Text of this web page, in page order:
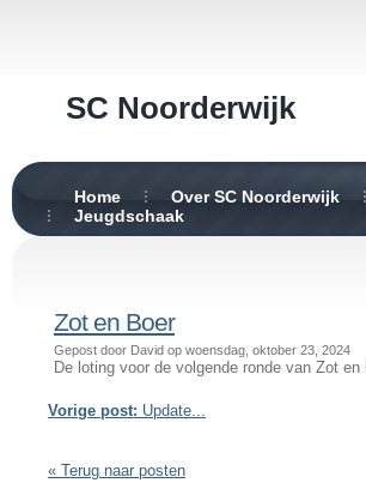
SC Noorderwijk
Home Over SC Noorderwijk
Jeugdschaak
Zot en Boer
Gepost door David op woensdag, oktober 23, 2024
De loting voor de volgende ronde van Zot
Vorige post: Update...
« Terug naar posten